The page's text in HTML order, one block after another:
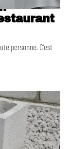
personne. C’est